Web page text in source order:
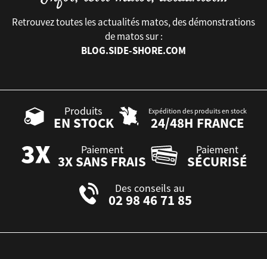
Retrouvez toutes les actualités matos, des démonstrations
de matos sur :
BLOG.SIDE-SHORE.COM
Produits
EN STOCK
Expédition des produits en stock
24/48H FRANCE
Paiement
3X SANS FRAIS
Paiement
SÉCURISÉ
Des conseils au
02 98 46 71 85